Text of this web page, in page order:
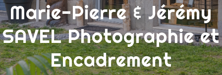
Marie-Pierre & Jérémy
SAVEL Photographie et
Encadrement